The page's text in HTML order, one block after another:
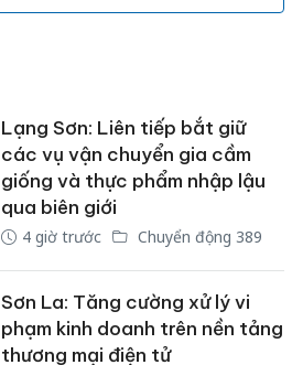
Lạng Sơn: Liên tiếp bắt giữ
các vụ vận chuyển gia cầm
giống và thực phẩm nhập lậu
qua biên giới
4 giờ trước Chuyển động 389
Sơn La: Tăng cường xử lý vi
phạm kinh doanh trên nền tảng
thương mại điện tử